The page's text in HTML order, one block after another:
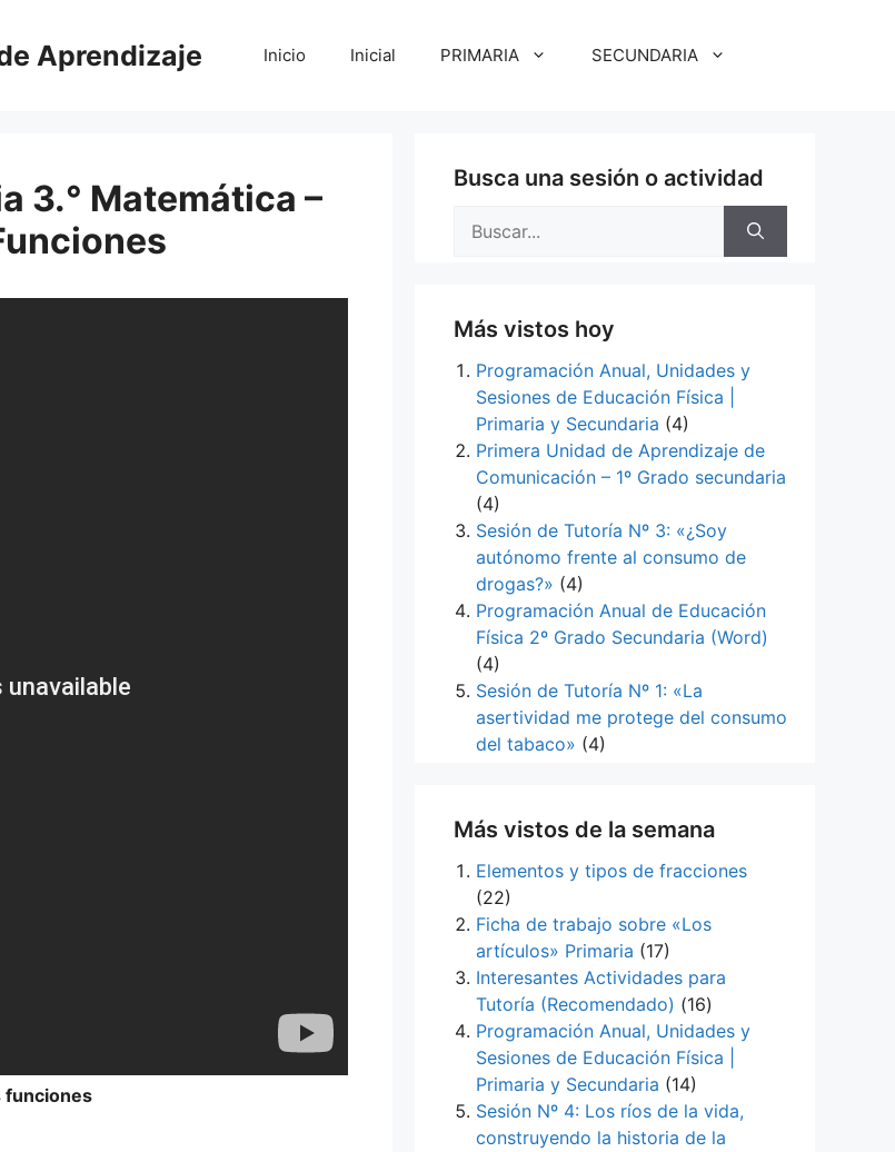
Aprendizaje Inicio Inicial PRIMARIA SECUNDARIA
3.° Matemática –
funciones
Busca una sesión o actividad
Más vistos hoy
Programación Anual, Unidades y
Sesiones de Educación Física |
Primaria y Secundaria (4)
Primera Unidad de Aprendizaje de
Comunicación – 1º Grado secundaria
(4)
Sesión de Tutoría Nº 3: «¿Soy
autónomo frente al consumo de
drogas?» (4)
Programación Anual de Educación
Física 2º Grado Secundaria (Word)
(4)
Sesión de Tutoría Nº 1: «La
asertividad me protege del consumo
del tabaco» (4)
Más vistos de la semana
Elementos y tipos de fracciones
(22)
Ficha de trabajo sobre «Los
artículos» Primaria (17)
Interesantes Actividades para
Tutoría (Recomendado) (16)
Programación Anual, Unidades y
Sesiones de Educación Física |
Primaria y Secundaria (14)
Sesión Nº 4: Los ríos de la vida,
construyendo la historia de la